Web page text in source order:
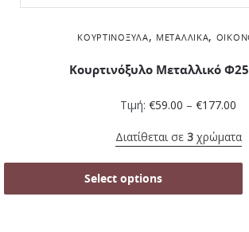
ΚΟΥΡΤΙΝΌΞΥΛΑ, ΜΕΤΑΛΛΙΚΆ,
Κουρτινόξυλο Μεταλλικό
Τιμή: €59.00 – €177.00
Διατίθεται σε 3χρώματα
Select options